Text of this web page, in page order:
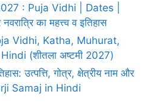
: Puja Vidhi | Dates |
का महत्त्व व इतिहास
Vidhi, Katha, Muhurat,
(शीतला अष्टमी 2027)
उत्पत्ति, गोत्र, क्षेत्रीय नाम और
Samaj in Hindi